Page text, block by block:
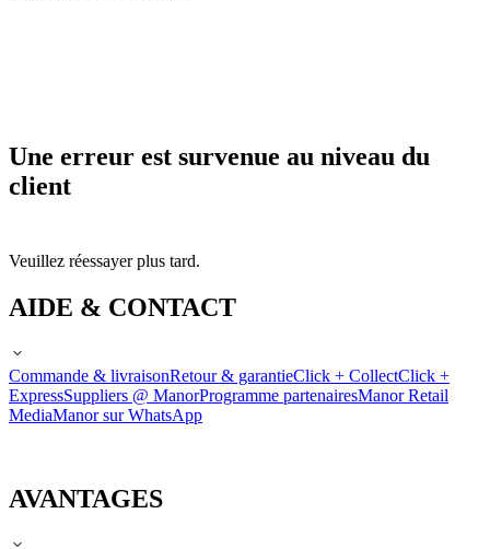
Une erreur est survenue au niveau du
client
Veuillez réessayer plus tard.
AIDE & CONTACT
Commande & livraisonRetour & garantieClick + CollectClick +
ExpressSuppliers @ ManorProgramme partenairesManor Retail
MediaManor sur WhatsApp
AVANTAGES